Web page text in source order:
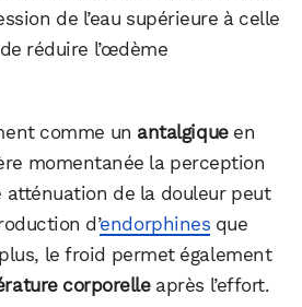
de l’eau supérieure à celle
réduire l’œdème
comme un antalgique en
momentanée la perception
atténuation de la douleur peut
d’endorphines que
le froid permet également
corporelleaprès l’effort.